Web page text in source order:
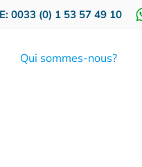
0033 (0) 1 53 57 49 10
Qui sommes-nous?